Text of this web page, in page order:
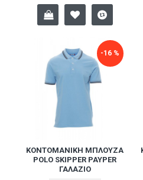
-16 %
ΚΟΝΤΟΜΆΝΙΚΗ ΜΠΛΟΎΖΑ
POLO SKIPPER PAYPER
ΓΑΛΆΖΙΟ